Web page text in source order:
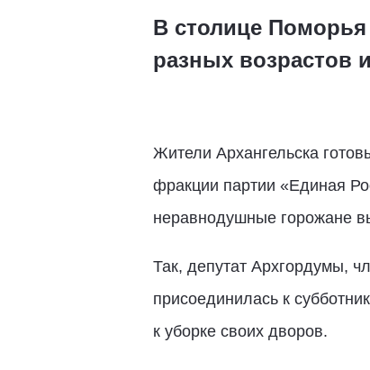
В столице
разных возрастов
Жители Архангельска
фракции партии «Единая
неравнодушные горожане
Так, депутат Архгордумы,
присоединилась к
к уборке своих дворов.